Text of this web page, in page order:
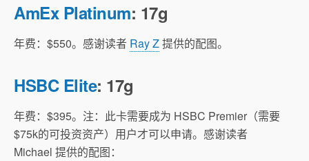
AmEx Platinum: 17g
年费：$550。感谢读者 Ray Z提供的配图。
HSBC Elite: 17g
年费：$395。注：此卡需要成为 HSBC Premier（需要
$75k的可投资资产）用户才可以申请。感谢读者
Michael 提供的配图：